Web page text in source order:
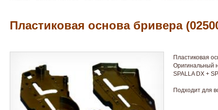
Пластиковая основа бривера
Пластиковая
Оригинальный
SPALLA DX +
Подходит для